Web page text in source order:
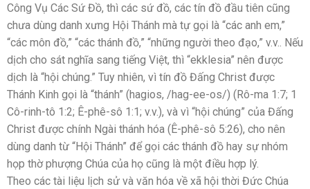
Công Vụ Các Sứ Đồ, thì các sứ đồ, các tín đồ đầu tiên cũng
chưa dùng danh xưng Hội Thánh mà tự gọi là “các anh em,”
“các môn đồ,” “các thánh đồ,” “những người theo đạo,” v.v.. Nếu
dịch cho sát nghĩa sang tiếng Việt, thì “ekklesia” nên được
dịch là “hội chúng.” Tuy nhiên, vì tín đồ Đấng Christ được
Thánh Kinh gọi là “thánh” (hagios, /hag-ee-os/) (Rô-ma 1:7; 1
Cô-rinh-tô 1:2; Ê-phê-sô 1:1; v.v.), và vì “hội chúng” của Đấng
Christ được chính Ngài thánh hóa (Ê-phê-sô 5:26), cho nên
dùng danh từ “Hội Thánh” để gọi các thánh đồ hay sự nhóm
họp thờ phượng Chúa của họ cũng là một điều hợp lý.
Theo các tài liệu lịch sử và văn hóa về xã hội thời Đức Chúa